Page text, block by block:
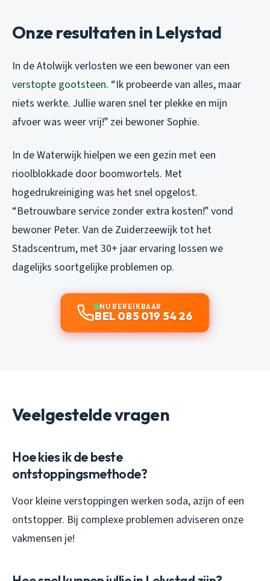
Onze resultaten in Lelystad
In de Atolwijk verlosten we een bewoner van een
verstopte gootsteen. “Ik probeerde van alles, maar
niets werkte. Jullie waren snel ter plekke en mijn
afvoer was weer vrij!” zei bewoner Sophie.
In de Waterwijk hielpen we een gezin met een
rioolblokkade door boomwortels. Met
hogedrukreiniging was het snel opgelost.
“Betrouwbare service zonder extra kosten!” vond
bewoner Peter. Van de Zuiderzeewijk tot het
Stadscentrum, met 30+ jaar ervaring lossen we
dagelijks soortgelijke problemen op.
NU BEREIKBAAR
BEL 085 019 54 26
Veelgestelde vragen
Hoe kies ik de beste
ontstoppingsmethode?
Voor kleine verstoppingen werken soda, azijn of een
ontstopper. Bij complexe problemen adviseren onze
vakmensen je!